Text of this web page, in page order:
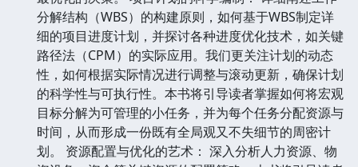
分解结构（WBS）的构建原则，如何基于WBS制定详
细的项目进度计划，并探讨各种进度优化技术，如关键
路径法（CPM）的实际应用。我们更关注计划的动态
性，如何根据实际情况进行调整与滚动更新，确保计划
的科学性与可执行性。本书将引导读者掌握如何将宏观
目标分解为可管理的小任务，并为每个任务分配资源与
时间，从而形成一份既有全局观又不失细节的周密计
划。 资源配置与优化的艺术： 深入分析人力资源、物